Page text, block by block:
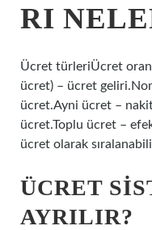
RI
Ücret türleriÜcret
ücret) – ücret
ücret.Ayni ücret –
ücret.Toplu ücret –
ücret olarak
ÜCRET
AYRILIR?